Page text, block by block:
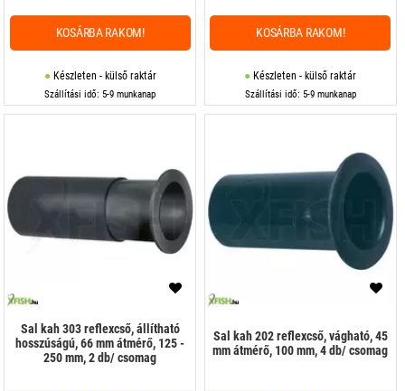
Készleten - külső raktár
Szállítási idő: 5-9 munkanap
KOSÁRBA RAKOM!
Készleten - külső raktár
Szállítási idő: 5-9 munkanap
KOSÁRBA RAKOM!
Sal kah 303 reflexcső, állítható
hosszúságú, 66 mm átmérő, 125 -
250 mm, 2 db/ csomag
Sal kah 202 reflexcső, vágható, 45
mm átmérő, 100 mm, 4 db/ csomag